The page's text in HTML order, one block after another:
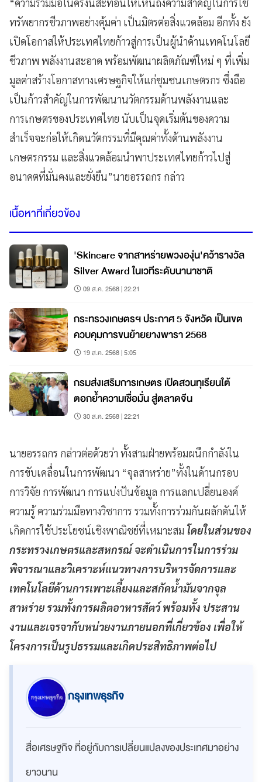
“ความร่วมมือในครั้งนี้สะท้อนให้เห็นถึงความสำคัญในการใช้
ทรัพยากรชีวภาพอย่างคุ้มค่า เป็นมิตรต่อสิ่งแวดล้อม อีกทั้ง ยัง
เปิดโอกาสให้ประเทศไทยก้าวสู่การเป็นผู้นำด้านเทคโนโลยี
ชีวภาพ พลังงานสะอาด พร้อมพัฒนาผลิตภัณฑ์ใหม่ ๆ ที่เพิ่ม
มูลค่าสร้างโอกาสทางเศรษฐกิจให้แก่ชุมชนเกษตรกร ซึ่งถือ
เป็นก้าวสำคัญในการพัฒนานวัตกรรมด้านพลังงานและ
การเกษตรของประเทศไทย นับเป็นจุดเริ่มต้นของความ
สำเร็จจะก่อให้เกิดนวัตกรรมที่มีคุณค่าทั้งด้านพลังงาน
เกษตรกรรม และสิ่งแวดล้อมนำพาประเทศไทยก้าวไปสู่
อนาคตที่มั่นคงและยั่งยืน”นายอรรถกร กล่าว
เนื้อหาที่เกี่ยวข้อง
'Skincare จากสาหร่ายพวงองุ่น'คว้ารางวัล
Silver Award ในเวทีระดับนานาชาติ
09 ส.ค. 2568 | 22:21
กระทรวงเกษตรฯ ประกาศ 5 จังหวัด เป็นเขต
ควบคุมการขนย้ายยางพารา 2568
19 ส.ค. 2568 | 5:05
กรมส่งเสริมการเกษตร เปิดสวนทุเรียนใต้
ตอกย้ำความเชื่อมั่น สู่ตลาดจีน
30 ส.ค. 2568 | 22:21
นายอรรถกร กล่าวต่อด้วยว่า ทั้งสามฝ่ายพร้อมผนึกกำลังใน
การขับเคลื่อนในการพัฒนา “จุลสาหร่าย”ทั้งในด้านกรอบ
การวิจัย การพัฒนา การแบ่งปันข้อมูล การแลกเปลี่ยนองค์
ความรู้ ความร่วมมือทางวิชาการ รวมทั้งการร่วมกันผลักดันให้
เกิดการใช้ประโยชน์เชิงพาณิชย์ที่เหมาะสม โดยในส่วนของ
กระทรวงเกษตรและสหกรณ์ จะดำเนินการในการร่วม
พิจารณาและวิเคราะห์แนวทางการบริหารจัดการและ
เทคโนโลยีด้านการเพาะเลี้ยงและสกัดน้ำมันจากจุล
สาหร่าย รวมทั้งการผลิตอาหารสัตว์ พร้อมทั้ง ประสาน
งานและเจรจากับหน่วยงานภายนอกที่เกี่ยวข้อง เพื่อให้
โครงการเป็นรูปธรรมและเกิดประสิทธิภาพต่อไป
กรุงเทพธุรกิจ
สื่อเศรษฐกิจ ที่อยู่กับการเปลี่ยนแปลงของประเทศมาอย่าง
ยาวนาน